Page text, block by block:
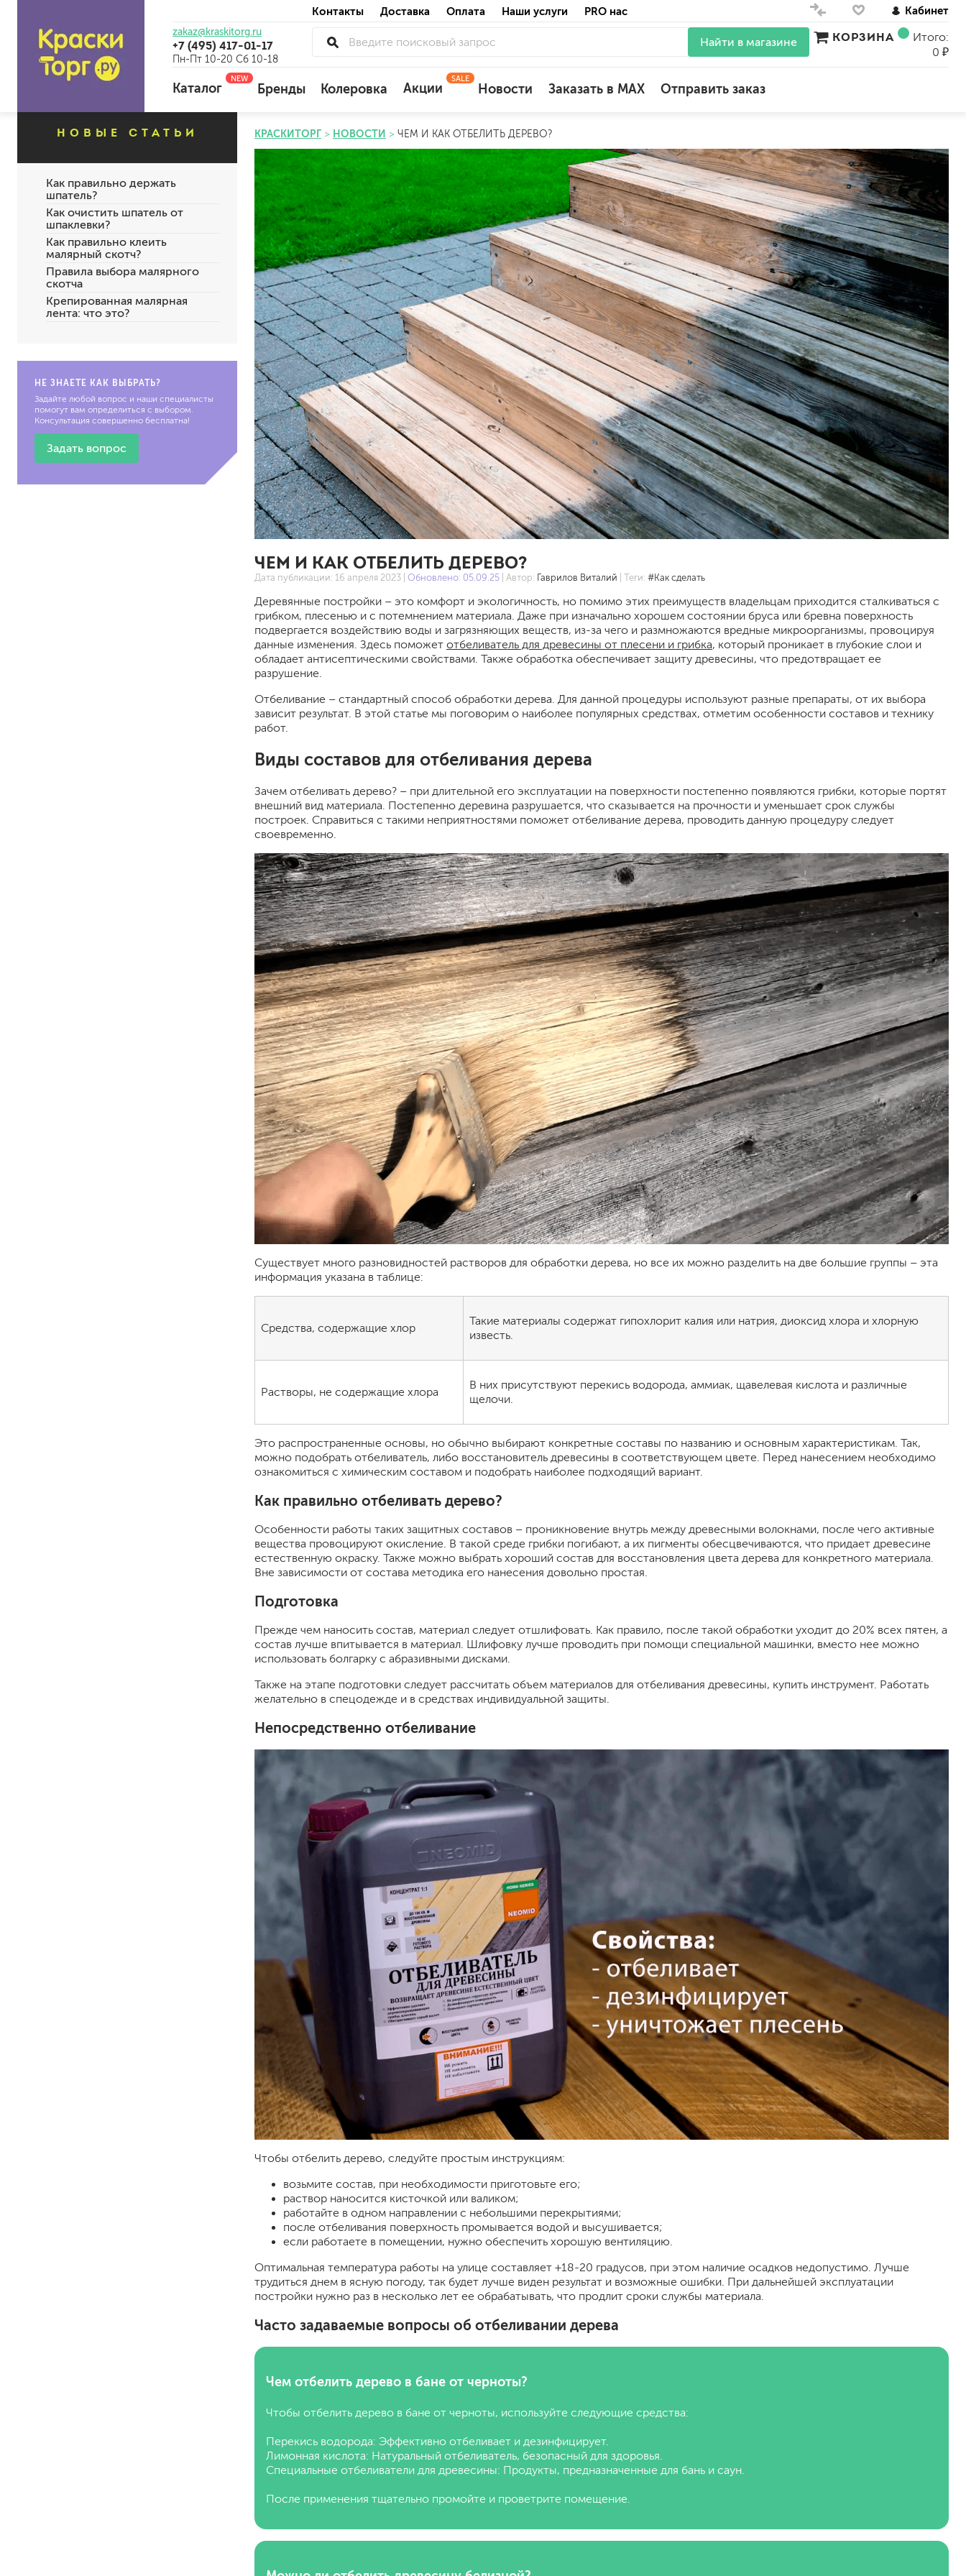
Контакты Доставка Оплата Наши услуги PRO нас Кабинет
zakaz@kraskitorg.ru
+7 (495) 417-01-17
Пн-Пт 10-20 Сб 10-18
Найти в магазине КОРЗИНА
Итого:
0 ₽
Каталог
NEW
для наружных работ
для внутренних работ
универсальные
огнебиозащитные
отбеливающие
для деревянных фасадов
для минеральных поверхностей
по штукатурке
по бетону
для стен
для потолков
для обоев
влагостойкие
для кухонь и ванных комнат
колера, красители
моющиеся
универсальные
бетоноконтакт и для сложных поверхностей
для древесины
антикорозийные
под декоративные штукатурки
для гипсокартона
под штукатурку
акриловые
силиконовые универсальные, нейтральные
силиконовые санитарные (антигрибковые)
шовные для срубов
для кровли
для каминов
полиуретановые
краски для декора, патина
мокрый шелк
венецианские (эффект мрамора)
песок (эффект песчаных вихрей)
декоративная шпаклевка
травертин, карта мира, арт-бетон
кракелюрные лаки (эффект трещин)
защитные составы, воски, лессировки
шуба
камешковая
короед
мраморная крошка
фактурные краски
для паркета и деревянного пола
для мебели
для бетона и камня
масла для террас и наружных работ
валики
для декоративной штукатурки
кисти
краскораспылители
ручной инструмент
шпатели
укрывные материалы
аккумуляторный инструмент
для металла (по ржавчине)
эмали универсальные
резиновая краска
аэрозольные (в баллончиках)
для радиаторов, батарей
грифельные
пожаробезопасные краски
для ванны и бассейна
готовые
для дерева
малярный флизелин
стеклообои под покраску
флизелиновые обои под покраску
растворители, уайт-спирит, ацетон
средства от плесени
преобразователи ржавчины
удалители краски
средства от высолов и цемента
средства для снятия обоев
смывка для эпоксидной затирки
очиститель силикона
удалитель наклеек
бытовая
профессиональная
очистители
огнестойкая
жидкие гвозди
для обоев
для паркета и напольных покрытий
пва и для древесины
термостойкие
пено-клеи
контактные
эпоксидные
клеи-геметики
гидроизоляция
затирка для плитки
наливные полы, ровнители
смеси для монтажа теплоизоляции
для комплексной уборки помещений
для мытья и ухода за полами
для кухни
для ванной комнаты
для сантехники
для ароматизации и нейтрализации запахов
для ковров и текстильных изделий
специализированные чистящие средства
автоэмали
аэрозольные смазки
полироли для пластика
очистители салона
очистители двигателя
эмали для металла
пропитки для древесины
противогололедный реагент
пены и клеи
Бренды Колеровка Акции
SALE
Новости Заказать в MAX Отправить заказ
НОВЫЕ СТАТЬИ
Как правильно держать
шпатель?
Как очистить шпатель от
шпаклевки?
Как правильно клеить
малярный скотч?
Правила выбора малярного
скотча
Крепированная малярная
лента: что это?
НЕ ЗНАЕТЕ КАК ВЫБРАТЬ?
Задайте любой вопрос и наши специалисты
помогут вам определиться с выбором.
Консультация совершенно бесплатна!
Задать вопрос
КРАСКИТОРГ НОВОСТИ ЧЕМ И КАК ОТБЕЛИТЬ ДЕРЕВО?
ЧЕМ И КАК ОТБЕЛИТЬ ДЕРЕВО?
Дата публикации: 16 апреля 2023 Обновлено: 05.09.25 | Автор: Гаврилов Виталий | Теги: #Как сделать
Деревянные постройки – это комфорт и экологичность, но помимо этих преимуществ владельцам приходится сталкиваться с
грибком, плесенью и с потемнением материала. Даже при изначально хорошем состоянии бруса или бревна поверхность
подвергается воздействию воды и загрязняющих веществ, из-за чего и размножаются вредные микроорганизмы, провоцируя
данные изменения. Здесь поможет отбеливатель для древесины от плесени и грибка, который проникает в глубокие слои и
обладает антисептическими свойствами. Также обработка обеспечивает защиту древесины, что предотвращает ее
разрушение.
Отбеливание – стандартный способ обработки дерева. Для данной процедуры используют разные препараты, от их выбора
зависит результат. В этой статье мы поговорим о наиболее популярных средствах, отметим особенности составов и технику
работ.
Виды составов для отбеливания дерева
Зачем отбеливать дерево? – при длительной его эксплуатации на поверхности постепенно появляются грибки, которые портят
внешний вид материала. Постепенно деревина разрушается, что сказывается на прочности и уменьшает срок службы
построек. Справиться с такими неприятностями поможет отбеливание дерева, проводить данную процедуру следует
своевременно.
Существует много разновидностей растворов для обработки дерева, но все их можно разделить на две большие группы – эта
информация указана в таблице:
Средства, содержащие хлор
Такие материалы содержат гипохлорит калия или натрия, диоксид хлора и хлорную
известь.
Растворы, не содержащие хлора
В них присутствуют перекись водорода, аммиак, щавелевая кислота и различные
щелочи.
Это распространенные основы, но обычно выбирают конкретные составы по названию и основным характеристикам. Так,
можно подобрать отбеливатель, либо восстановитель древесины в соответствующем цвете. Перед нанесением необходимо
ознакомиться с химическим составом и подобрать наиболее подходящий вариант.
Как правильно отбеливать дерево?
Особенности работы таких защитных составов – проникновение внутрь между древесными волокнами, после чего активные
вещества провоцируют окисление. В такой среде грибки погибают, а их пигменты обесцвечиваются, что придает древесине
естественную окраску. Также можно выбрать хороший состав для восстановления цвета дерева для конкретного материала.
Вне зависимости от состава методика его нанесения довольно простая.
Подготовка
Прежде чем наносить состав, материал следует отшлифовать. Как правило, после такой обработки уходит до 20% всех пятен, а
состав лучше впитывается в материал. Шлифовку лучше проводить при помощи специальной машинки, вместо нее можно
использовать болгарку с абразивными дисками.
Также на этапе подготовки следует рассчитать объем материалов для отбеливания древесины, купить инструмент. Работать
желательно в спецодежде и в средствах индивидуальной защиты.
Непосредственно отбеливание
Чтобы отбелить дерево, следуйте простым инструкциям:
возьмите состав, при необходимости приготовьте его;
раствор наносится кисточкой или валиком;
работайте в одном направлении с небольшими перекрытиями;
после отбеливания поверхность промывается водой и высушивается;
если работаете в помещении, нужно обеспечить хорошую вентиляцию.
Оптимальная температура работы на улице составляет +18-20 градусов, при этом наличие осадков недопустимо. Лучше
трудиться днем в ясную погоду, так будет лучше виден результат и возможные ошибки. При дальнейшей эксплуатации
постройки нужно раз в несколько лет ее обрабатывать, что продлит сроки службы материала.
Часто задаваемые вопросы об отбеливании дерева
Чем отбелить дерево в бане от черноты?
Чтобы отбелить дерево в бане от черноты, используйте следующие средства:
Перекись водорода: Эффективно отбеливает и дезинфицирует.
Лимонная кислота: Натуральный отбеливатель, безопасный для здоровья.
Специальные отбеливатели для древесины: Продукты, предназначенные для бань и саун.
После применения тщательно промойте и проветрите помещение.